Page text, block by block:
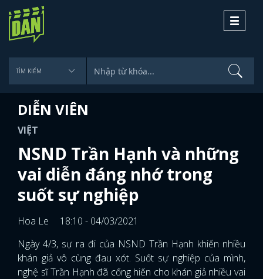
Toggle
DIỄN VIÊN
VIỆT
NSND Trần Hạnh và những
vai diễn đáng nhớ trong
suốt sự nghiệp
Hoa Le
18:10 - 04/03/2021
Ngày 4/3, sự ra đi của NSND Trần Hạnh khiến nhiều
khán giả vô cùng đau xót. Suốt sự nghiệp của mình,
nghệ sĩ Trần Hạnh đã cống hiến cho khán giả nhiều vai